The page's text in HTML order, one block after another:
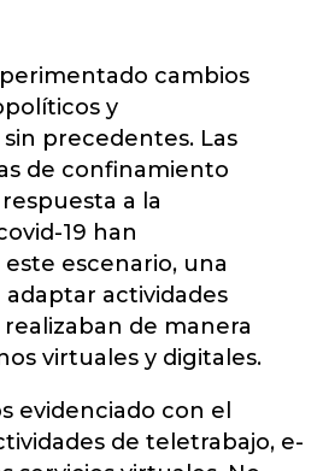
cambios
y
precedentes. Las
de confinamiento
a la
19 han
escenario, una
actividades
de manera
virtuales y digitales.
evidenciado con el
de teletrabajo, e-